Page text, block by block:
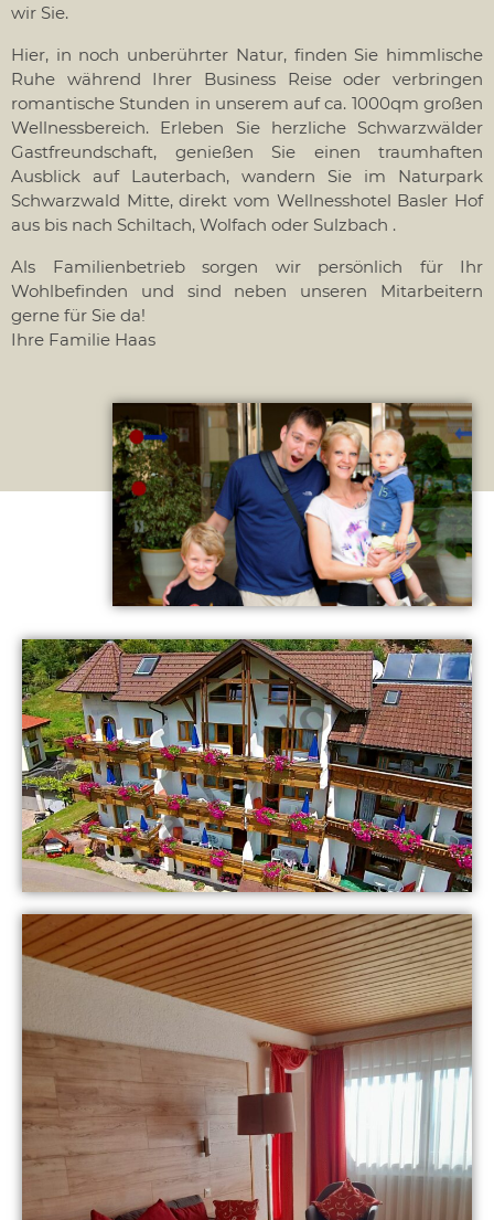
wir Sie.
Hier, in noch unberührter Natur, finden Sie himmlische
Ruhe während Ihrer Business Reise oder verbringen
romantische Stunden in unserem auf ca. 1000qm großen
Wellnessbereich. Erleben Sie herzliche Schwarzwälder
Gastfreundschaft, genießen Sie einen traumhaften
Ausblick auf Lauterbach, wandern Sie im Naturpark
Schwarzwald Mitte, direkt vom Wellnesshotel Basler Hof
aus bis nach Schiltach, Wolfach oder Sulzbach .
Als Familienbetrieb sorgen wir persönlich für Ihr
Wohlbefinden und sind neben unseren Mitarbeitern
gerne für Sie da!
Ihre Familie Haas